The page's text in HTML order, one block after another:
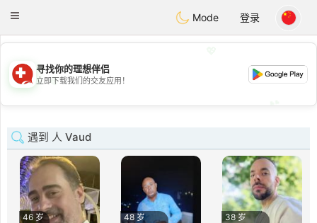
Suissi
Toggle
Mode 登录
💖
💕
寻找你的理想伴侣
立即下载我们的交友应用！
遇到 人 Vaud
46 岁
48 岁
38 岁